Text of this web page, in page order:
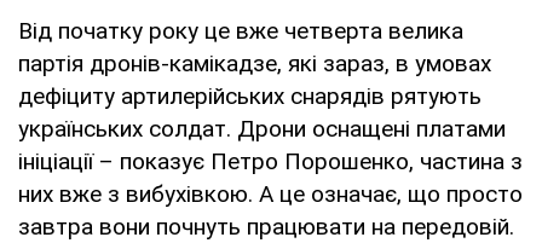
Від початку року це вже четверта велика
партія дронів-камікадзе, які зараз, в умовах
дефіциту артилерійських снарядів рятують
українських солдат. Дрони оснащені платами
ініціації – показує Петро Порошенко, частина з
них вже з вибухівкою. А це означає, що просто
завтра вони почнуть працювати на передовій.